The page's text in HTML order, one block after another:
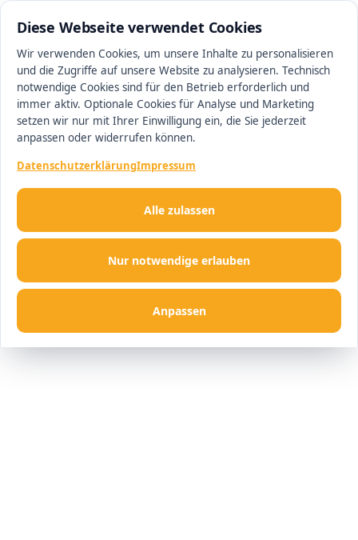
Diese Webseite verwendet Cookies
Wir verwenden Cookies, um unsere Inhalte zu personalisieren
und die Zugriffe auf unsere Website zu analysieren. Technisch
notwendige Cookies sind für den Betrieb erforderlich und
immer aktiv. Optionale Cookies für Analyse und Marketing
setzen wir nur mit Ihrer Einwilligung ein, die Sie jederzeit
anpassen oder widerrufen können.
DatenschutzerklärungImpressum
Nur notwendige erlauben
Anpassen
Alle zulassen